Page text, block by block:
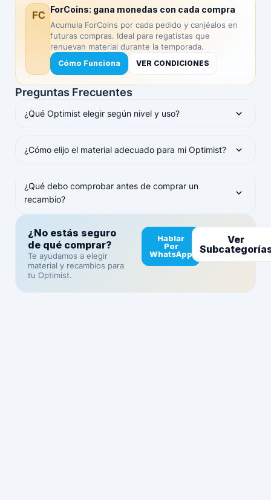
FC
ForCoins: gana monedas con cada compra
Acumula ForCoins por cada pedido y canjéalos en
futuras compras. Ideal para regatistas que
renuevan material durante la temporada.
Cómo Funciona VER CONDICIONES
Preguntas Frecuentes
¿Qué Optimist elegir según nivel y uso?
¿Cómo elijo el material adecuado para mi Optimist?
¿Qué debo comprobar antes de comprar un
recambio?
¿No estás seguro
de qué comprar?
Te ayudamos a elegir
material y recambios para
tu Optimist.
Hablar
Por
WhatsApp
Ver